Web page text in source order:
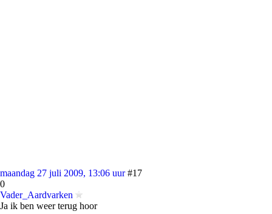
maandag 27 juli 2009, 13:06 uur #17
0
Vader_Aardvarken
Ja ik ben weer terug hoor